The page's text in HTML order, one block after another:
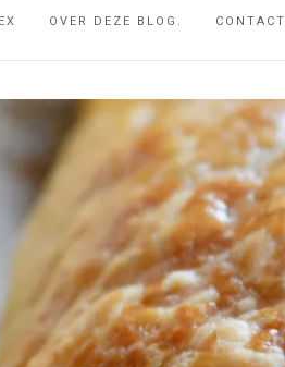
OVER DEZE BLOG. CONTACT